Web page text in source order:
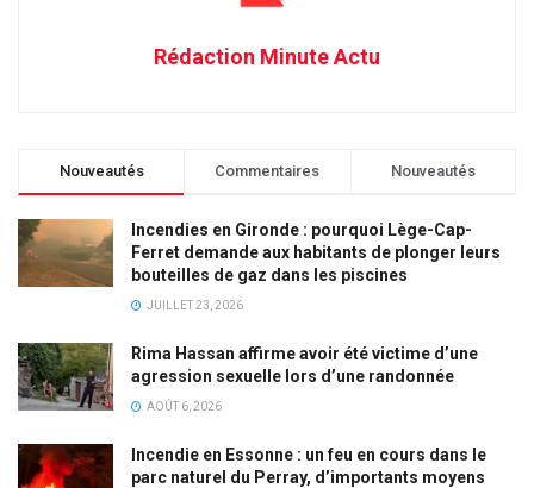
Rédaction Minute Actu
Nouveautés Commentaires Nouveautés
Incendies en Gironde : pourquoi Lège-Cap-
Ferret demande aux habitants de plonger leurs
bouteilles de gaz dans les piscines
JUILLET 23, 2026
Rima Hassan affirme avoir été victime d’une
agression sexuelle lors d’une randonnée
AOÛT 6, 2026
Incendie en Essonne : un feu en cours dans le
parc naturel du Perray, d’importants moyens